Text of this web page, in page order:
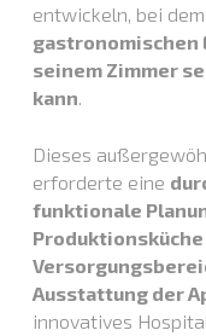
entwickeln, bei
gastronomischen
seinem Zimmer
kann.
Dieses
erforderte eine
funktionale
Produktionsküche
Ausstattung der
innovatives